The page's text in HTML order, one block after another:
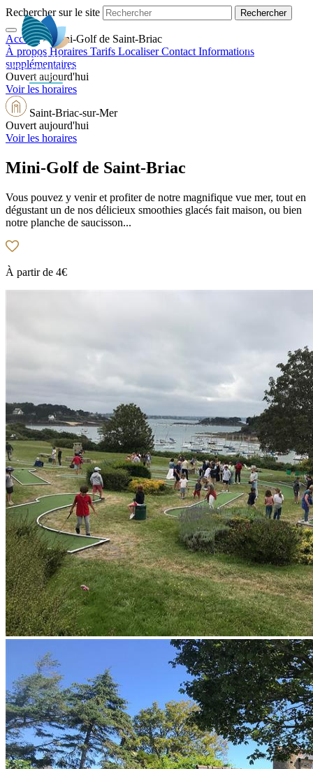
Rechercher sur le site
FR
Accueil>Mini-Golf de Saint-Briac
À propos Horaires Tarifs Localiser Contact Informations
supplémentaires
Ouvert aujourd'hui
Voir les horaires
Saint-Briac-sur-Mer
Ouvert aujourd'hui
Voir les horaires
Mini-Golf de Saint-Briac
Vous pouvez y venir et profiter de notre magnifique vue mer, tout en
dégustant un de nos délicieux smoothies glacés fait maison, ou bien
notre planche de saucisson...
À partir de 4€